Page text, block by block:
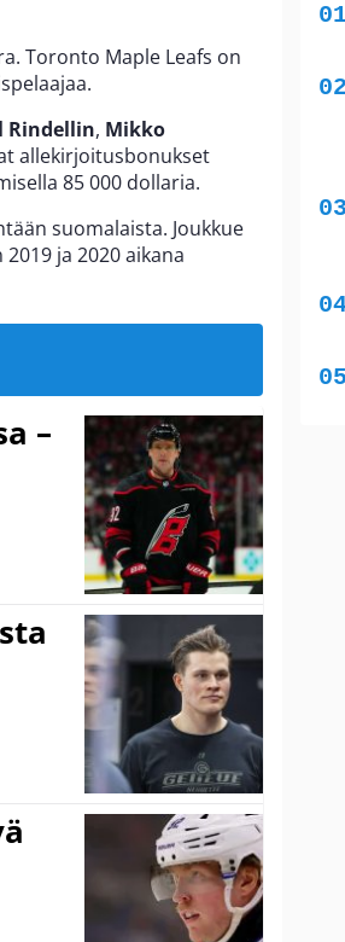
Toronto Maple Leafs on
Rindellin, Mikko
allekirjoitusbonukset
85 000 dollaria.
suomalaista. Joukkue
ja 2020 aikana
–